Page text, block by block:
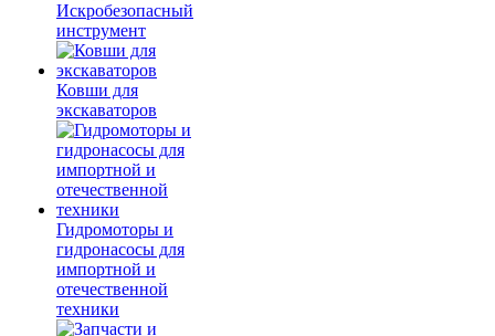
Искробезопасный
инструмент
Ковши для
экскаваторов
Гидромоторы и
гидронасосы для
импортной и
отечественной
техники